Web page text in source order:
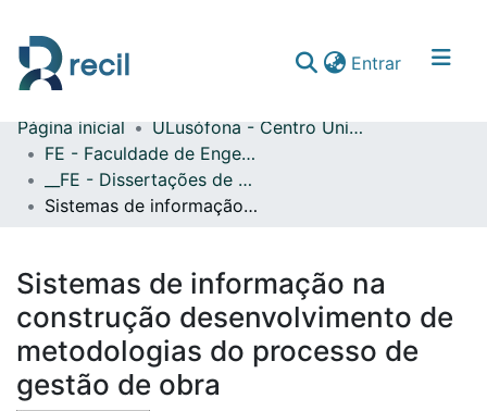
Entrar(current)
Comunidades & Coleções
Percorrer repositório
Página inicial
ULusófona - Centro Universitário de Lisboa
FE - Faculdade de Engenharia
__FE - Dissertações de Mestrado
Sistemas de informação na construção desenvolvimento de metodologias do processo de gestão de obra
Sistemas de informação na
construção desenvolvimento de
metodologias do processo de
gestão de obra